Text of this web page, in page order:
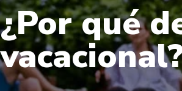
¿Por qué